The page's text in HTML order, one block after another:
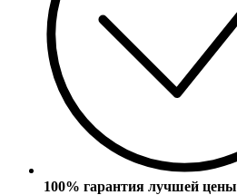
100% гарантия лучшей цены